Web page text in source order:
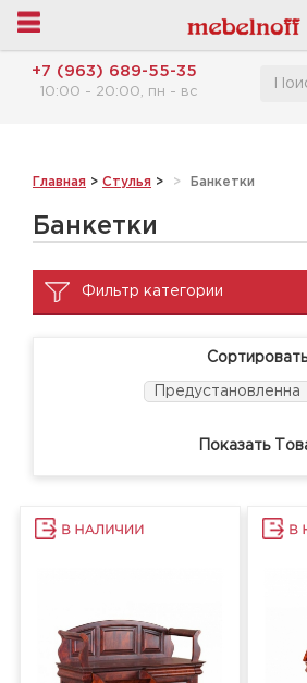
+7 (963) 689-55-35
10:00 - 20:00, пн - вс
Главная > Стулья > Банкетки
Банкетки
Фильтр категории
Показать